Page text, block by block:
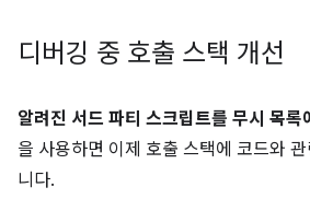
디버깅 중 호출 스택 개선
알려진 서드 파티 스크립트를 무시 목록
을 사용하면 이제 호출 스택에 코드와
니다.